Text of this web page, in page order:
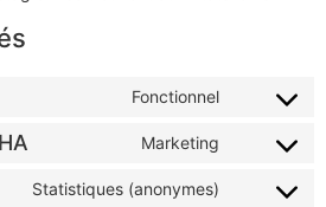
Fonctionnel
Marketing
Statistiques (anonymes)